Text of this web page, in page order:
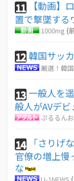
11
【動画】
置で撃墜する
1000mg (
12韓国サッ
厳選！韓
13一般人を
般人がAVデビ
ぷるるん
14
「さりげ
官僚の増上慢
な
U-1NEWS